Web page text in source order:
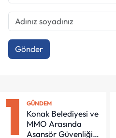
Gönder
1 GÜNDEM
Konak Belediyesi ve
MMO Arasında
Asansör Güvenliği